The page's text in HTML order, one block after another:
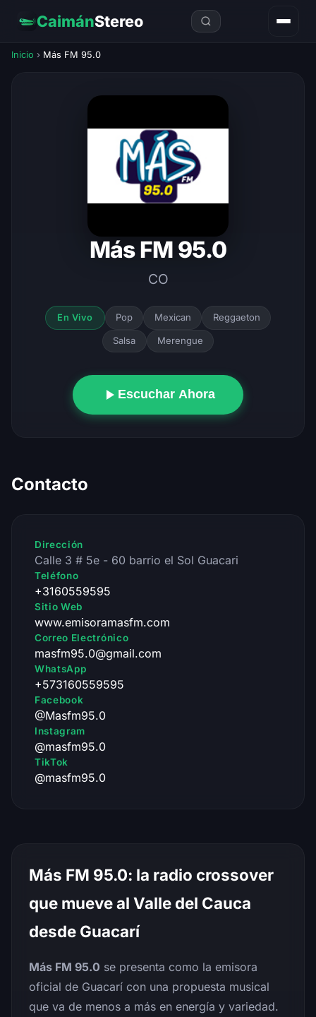
CaimánStereo
Inicio › Más FM 95.0
Más FM 95.0
CO
En Vivo Pop Mexican Reggaeton
Salsa Merengue
Escuchar Ahora
Contacto
Dirección
Calle 3 # 5e - 60 barrio el Sol Guacari
Teléfono
+3160559595
Sitio Web
www.emisoramasfm.com
Correo Electrónico
masfm95.0@gmail.com
WhatsApp
+573160559595
Facebook
@Masfm95.0
Instagram
@masfm95.0
TikTok
@masfm95.0
Más FM 95.0: la radio crossover
que mueve al Valle del Cauca
desde Guacarí
Más FM 95.0 se presenta como la emisora
oficial de Guacarí con una propuesta musical
que va de menos a más en energía y variedad.